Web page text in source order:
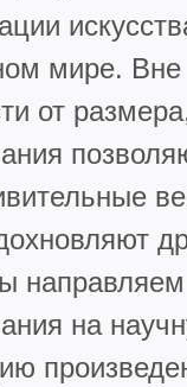
мире. Вне
от
на